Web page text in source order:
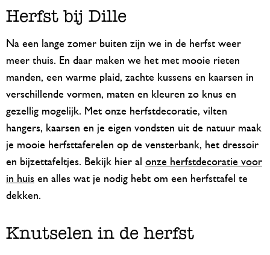
Herfst bij Dille
Na een lange zomer buiten zijn we in de herfst weer
meer thuis. En daar maken we het met mooie rieten
manden, een warme plaid, zachte kussens en kaarsen in
verschillende vormen, maten en kleuren zo knus en
gezellig mogelijk. Met onze herfstdecoratie, vilten
hangers, kaarsen en je eigen vondsten uit de natuur maak
je mooie herfsttaferelen op de vensterbank, het dressoir
en bijzettafeltjes. Bekijk hier al onze herfstdecoratie voor
in huis en alles wat je nodig hebt om een herfsttafel te
dekken.
Knutselen in de herfst